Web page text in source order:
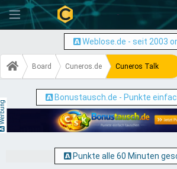
-
Weblose.de - seit 2003
Board Cuneros.de Cuneros Talk
Bonustausch.de - Punkte
Punkte alle 60 Minuten